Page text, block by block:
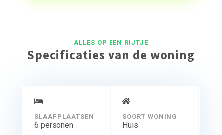
toilet.
ALLES OP EEN RIJTJE
Specificaties van de woning
SLAAPPLAATSEN
6 personen
SOORT WONING
Huis